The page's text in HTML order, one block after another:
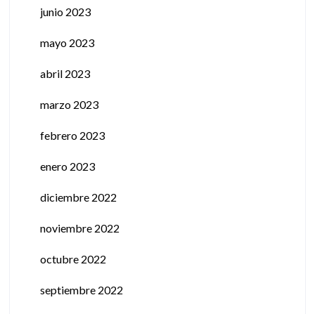
junio 2023
mayo 2023
abril 2023
marzo 2023
febrero 2023
enero 2023
diciembre 2022
noviembre 2022
octubre 2022
septiembre 2022